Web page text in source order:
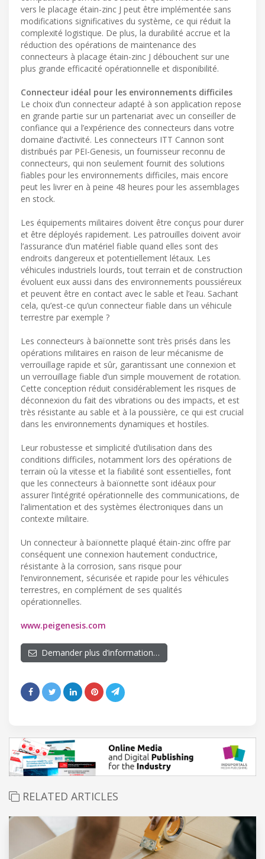
vers le placage étain-zinc J peut être implémentée sans
modifications significatives du système, ce qui réduit la
complexité logistique. De plus, la durabilité accrue et la
réduction des opérations de maintenance des
connecteurs à placage étain-zinc J débouchent sur une
plus grande efficacité opérationnelle et disponibilité.
Connecteur idéal pour les environnements difficiles
Le choix d’un connecteur adapté à son application repose
en grande partie sur un partenariat avec un conseiller de
confiance qui a l’expérience des connecteurs dans votre
domaine d’activité. Les connecteurs ITT Cannon sont
distribués par PEI-Genesis, un fournisseur reconnu de
connecteurs, qui non seulement fournit des solutions
fiables pour les environnements difficiles, mais encore
peut les livrer en à peine 48 heures pour les assemblages
en stock.
Les équipements militaires doivent être conçus pour durer
et être déployés rapidement. Les patrouilles doivent avoir
l’assurance d’un matériel fiable quand elles sont des
endroits dangereux et potentiellement létaux. Les
véhicules industriels lourds, tout terrain et de construction
évoluent eux aussi dans des environnements poussiéreux
et peuvent être en contact avec le sable et l’eau. Sachant
cela, qu’est-ce qu’un connecteur fiable dans un véhicule
terrestre par exemple ?
Les connecteurs à baïonnette sont très prisés dans les
opérations militaires en raison de leur mécanisme de
verrouillage rapide et sûr, garantissant une connexion et
un verrouillage fiable d’un simple mouvement de rotation.
Cette conception réduit considérablement les risques de
déconnexion du fait des vibrations ou des impacts, et est
très résistante au sable et à la poussière, ce qui est crucial
dans les environnements dynamiques et hostiles.
Leur robustesse et simplicité d’utilisation dans des
conditions difficiles, notamment lors des opérations de
terrain où la vitesse et la fiabilité sont essentielles, font
que les connecteurs à baïonnette sont idéaux pour
assurer l’intégrité opérationnelle des communications, de
l’alimentation et des systèmes électroniques dans un
contexte militaire.
Un connecteur à baïonnette plaqué étain-zinc offre par
conséquent une connexion hautement conductrice,
résistante à la corrosion, sans risque pour
l’environnement, sécurisée et rapide pour les véhicules
terrestres, en complément de ses qualités
opérationnelles.
www.peigenesis.com
Demander plus d’information…
RELATED ARTICLES